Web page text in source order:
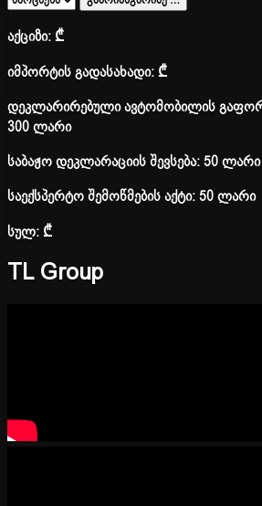
აქციზი:₾
იმპორტის გადასახადი:₾
დეკლარირებული ავტომობილის
300 ლარი
საბაჟო დეკლარაციის შევსება: 50 ლარი
საექსპერტო შემოწმების აქტი: 50 ლარი
სულ:₾
TL Group